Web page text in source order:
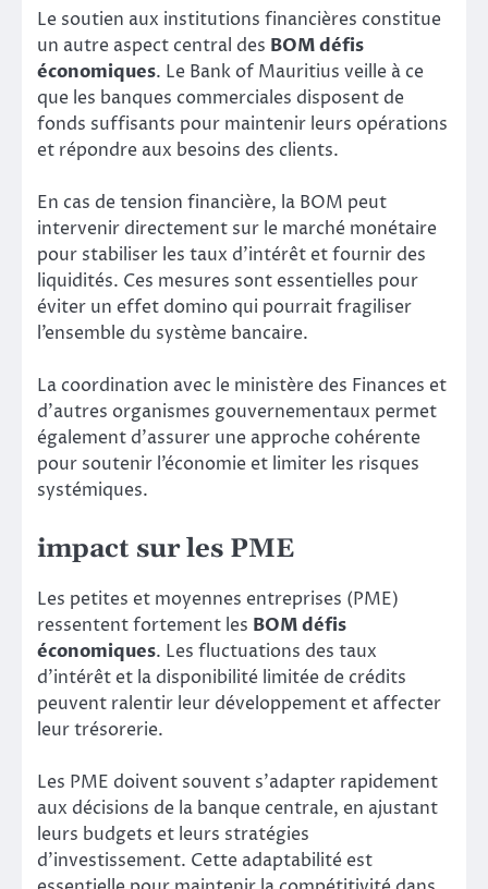
Le soutien aux institutions financières constitue
un autre aspect central des BOM défis
économiques. Le Bank of Mauritius veille à ce
que les banques commerciales disposent de
fonds suffisants pour maintenir leurs opérations
et répondre aux besoins des clients.
En cas de tension financière, la BOM peut
intervenir directement sur le marché monétaire
pour stabiliser les taux d’intérêt et fournir des
liquidités. Ces mesures sont essentielles pour
éviter un effet domino qui pourrait fragiliser
l’ensemble du système bancaire.
La coordination avec le ministère des Finances et
d’autres organismes gouvernementaux permet
également d’assurer une approche cohérente
pour soutenir l’économie et limiter les risques
systémiques.
impact sur les PME
Les petites et moyennes entreprises (PME)
ressentent fortement les BOM défis
économiques. Les fluctuations des taux
d’intérêt et la disponibilité limitée de crédits
peuvent ralentir leur développement et affecter
leur trésorerie.
Les PME doivent souvent s’adapter rapidement
aux décisions de la banque centrale, en ajustant
leurs budgets et leurs stratégies
d’investissement. Cette adaptabilité est